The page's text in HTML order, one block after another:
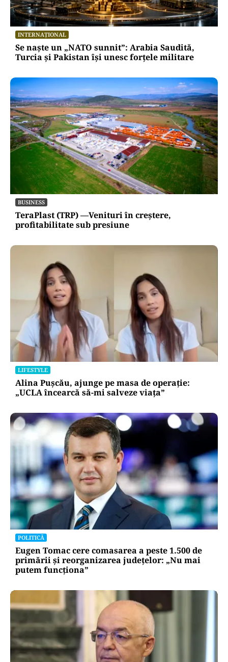
INTERNAȚIONAL
Se naște un „NATO sunnit”: Arabia Saudită,
Turcia și Pakistan își unesc forțele militare
BUSINESS
TeraPlast (TRP) —Venituri în creștere,
profitabilitate sub presiune
LIFESTYLE
Alina Pușcău, ajunge pe masa de operație:
„UCLA încearcă să-mi salveze viața”
POLITICĂ
Eugen Tomac cere comasarea a peste 1.500 de
primării și reorganizarea județelor: „Nu mai
putem funcționa”